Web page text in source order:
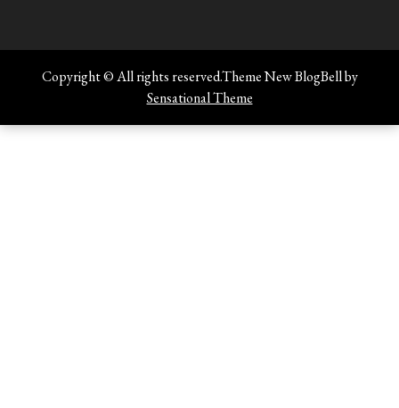
Copyright © All rights reserved.Theme New BlogBell by
Sensational Theme